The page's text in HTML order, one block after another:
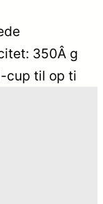
350Â g
cup til op ti